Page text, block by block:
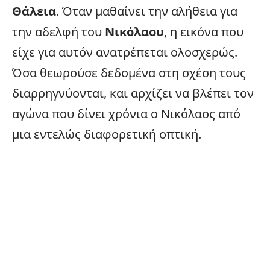
Θάλεια. Όταν μαθαίνει την αλήθεια για
την αδελφή του Νικόλαου, η εικόνα που
είχε για αυτόν ανατρέπεται ολοσχερώς.
Όσα θεωρούσε δεδομένα στη σχέση τους
διαρρηγνύονται, και αρχίζει να βλέπει τον
αγώνα που δίνει χρόνια ο Νικόλαος από
μια εντελώς διαφορετική οπτική.